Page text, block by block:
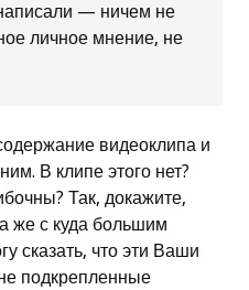
— ничем не
личное мнение, не
видеоклипа и
В клипе этого нет?
Так, докажите,
же с куда большим
сказать, что эти Ваши
подкрепленные